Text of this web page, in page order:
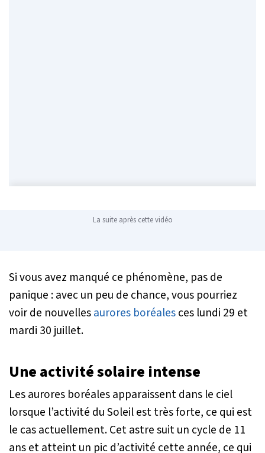
La suite après cette vidéo
Si vous avez manqué ce phénomène, pas de
panique : avec un peu de chance, vous pourriez
voir de nouvellesaurores boréalesces lundi 29 et
mardi 30 juillet.
Une activité solaire intense
Les aurores boréales apparaissent dans le ciel
lorsque l’activité du Soleil est très forte, ce qui est
le cas actuellement. Cet astre suit un cycle de 11
ans et atteint un pic d’activité cette année, ce qui